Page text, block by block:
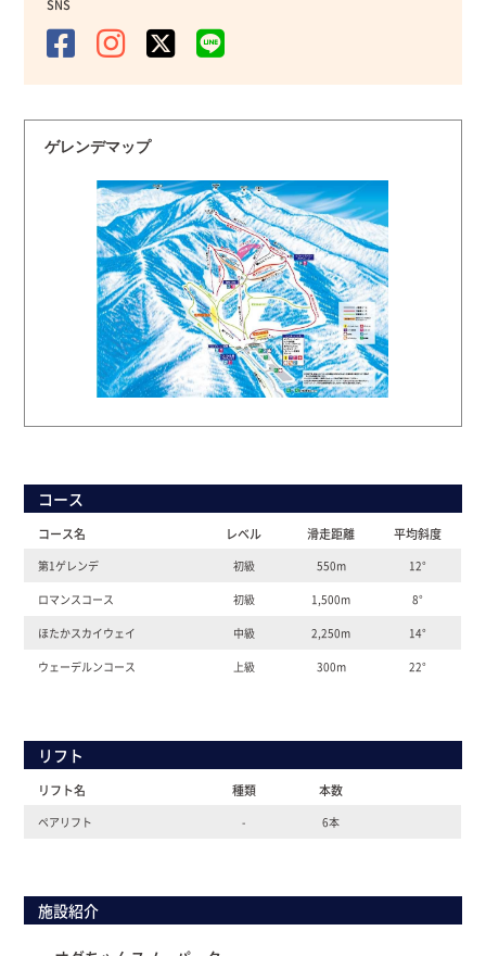
SNS
ゲレンデマップ
コース
コース名 レベル 滑走距離 平均斜度
第1ゲレンデ 初級 550m 12°
ロマンスコース 初級 1,500m 8°
ほたかスカイウェイ 中級 2,250m 14°
ウェーデルンコース 上級 300m 22°
リフト
リフト名 種類 本数
ペアリフト - 6本
施設紹介